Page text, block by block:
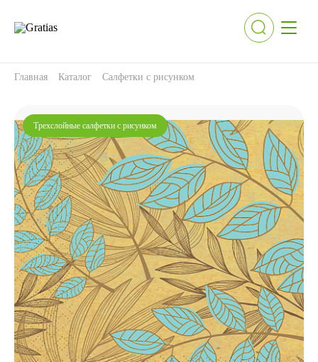
Главная Каталог Салфетки с рисунком
Трехслойные салфетки с рисунком